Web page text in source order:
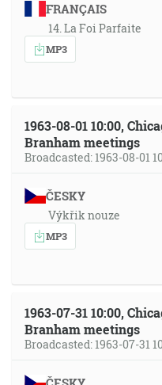
FRANÇAIS
14. La Foi Parfaite
MP3
1963-08-01 10:00,
Branham meetings
Broadcasted: 1963-08-01
ČESKY
Výkřik nouze
MP3
1963-07-31 10:00,
Branham meetings
Broadcasted: 1963-07-31